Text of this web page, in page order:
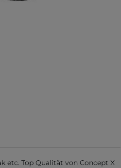
etc. Top Qualität von Concept X